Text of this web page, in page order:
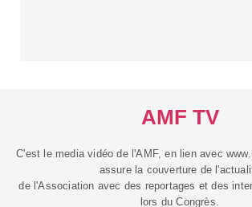
AMF TV
C'est le media vidéo de l'AMF, en lien avec
assure la couverture de
de l'Association avec des reportages et des
lors du Congrès.